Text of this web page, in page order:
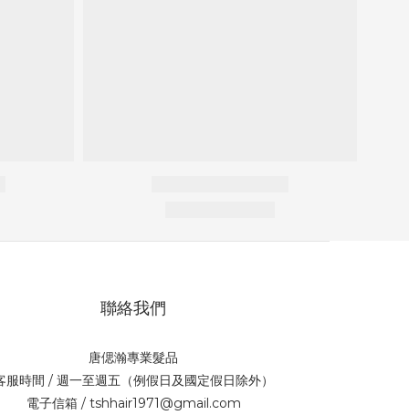
聯絡我們
唐偲瀚專業髮品
服時間 / 週一至週五（例假日及國定假日除外）
電子信箱 / tshhair1971@gmail.com